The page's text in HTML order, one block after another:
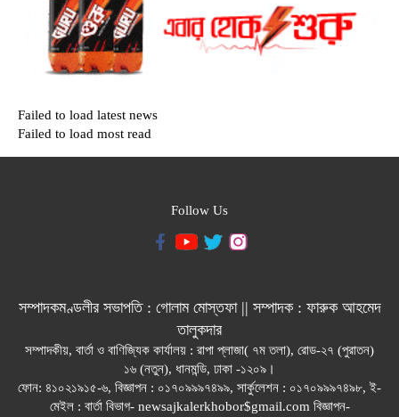
Failed to load latest news
Failed to load most read
Follow Us
সম্পাদকমণ্ডলীর সভাপতি : গোলাম মোস্তফা || সম্পাদক : ফারুক আহমেদ
তালুকদার
সম্পাদকীয়, বার্তা ও বাণিজ্যিক কার্যালয় : রাপা প্লাজা( ৭ম তলা), রোড-২৭ (পুরাতন)
১৬ (নতুন), ধানমন্ডি, ঢাকা -১২০৯।
ফোন: ৪১০২১৯১৫-৬, বিজ্ঞাপন : ০১৭০৯৯৯৭৪৯৯, সার্কুলেশন : ০১৭০৯৯৯৭৪৯৮, ই-
মেইল : বার্তা বিভাগ- newsajkalerkhobor$gmail.com বিজ্ঞাপন-